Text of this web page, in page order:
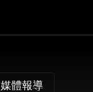
媒體報導